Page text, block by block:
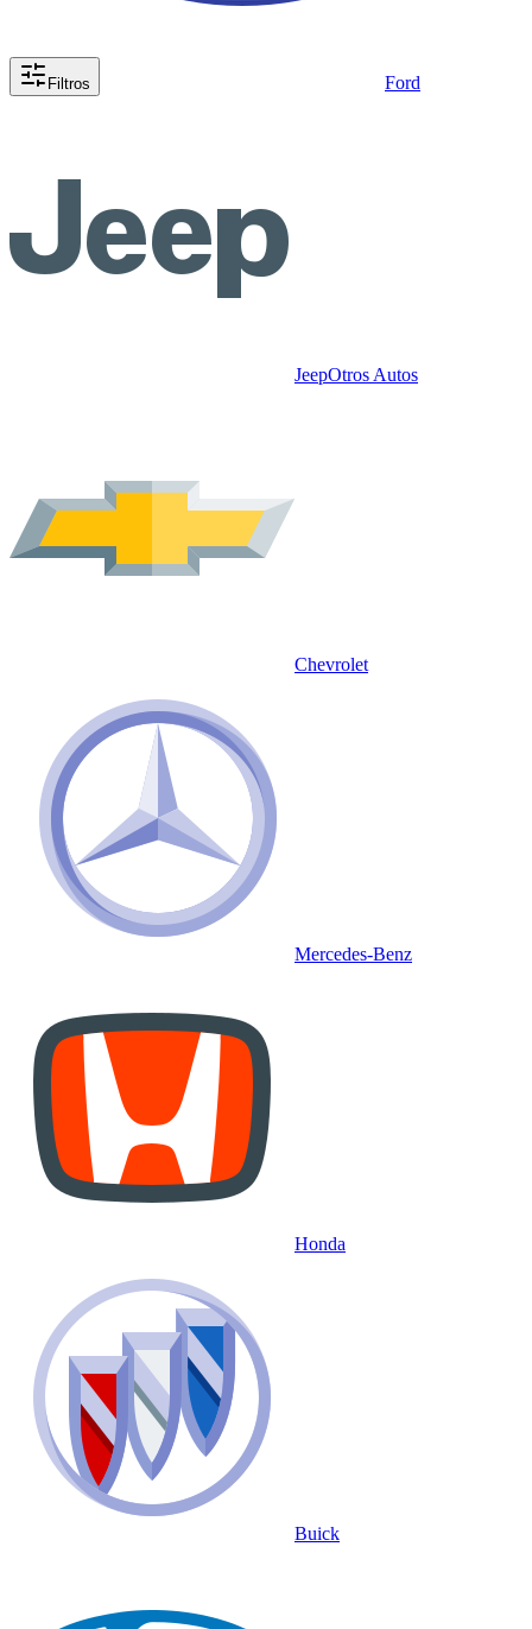
Filtros Ford
JeepOtros Autos
Chevrolet
Mercedes-Benz
Honda
Buick